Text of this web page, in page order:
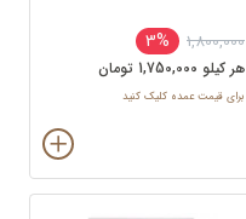
افزایش قدرت کمک می‌کند.
1,800,000
3%
هر کيلو 1,750,000 تومان
برای قیمت عمده کلیک کنید